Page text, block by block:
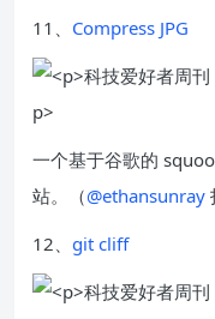
11、 Compress JPG
一个基于谷歌的
站。（@ethansunray
12、 git cliff